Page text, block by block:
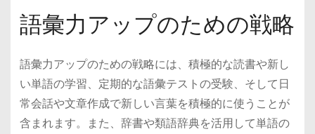
語彙力アップのための戦略
語彙力アップのための戦略には、積極的な読書や新し
い単語の学習、定期的な語彙テストの受験、そして日
常会話や文章作成で新しい言葉を積極的に使うことが
含まれます。また、辞書や類語辞典を活用して単語の